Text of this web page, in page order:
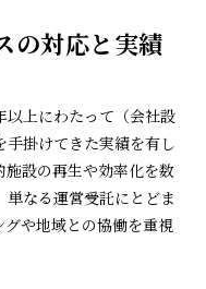
の対応と実績
以上にわたって（会社設
掛けてきた実績を有し
設の再生や効率化を数
なる運営受託にとどま
グや地域との協働を重視